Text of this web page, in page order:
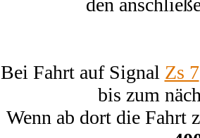
den
Bei Fahrt auf Signal Zs 7
bis zum
Wenn ab dort die Fahrt